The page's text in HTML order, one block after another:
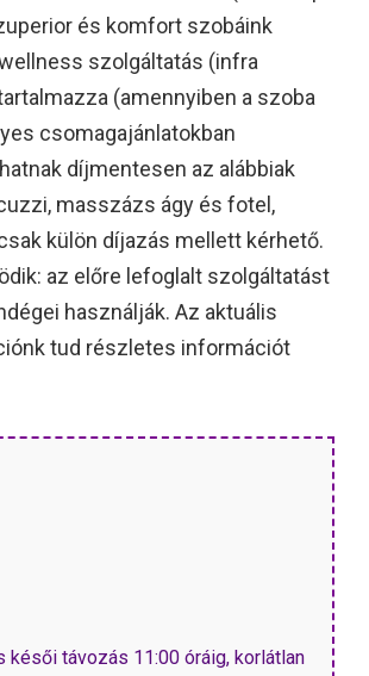
és komfort szobáink
szolgáltatás (infra
(amennyiben a szoba
csomagajánlatokban
díjmentesen az alábbiak
masszázs ágy és fotel,
külön díjazás mellett kérhető.
az előre lefoglalt szolgáltatást
használják. Az aktuális
tud részletes információt
távozás 11:00 óráig, korlátlan